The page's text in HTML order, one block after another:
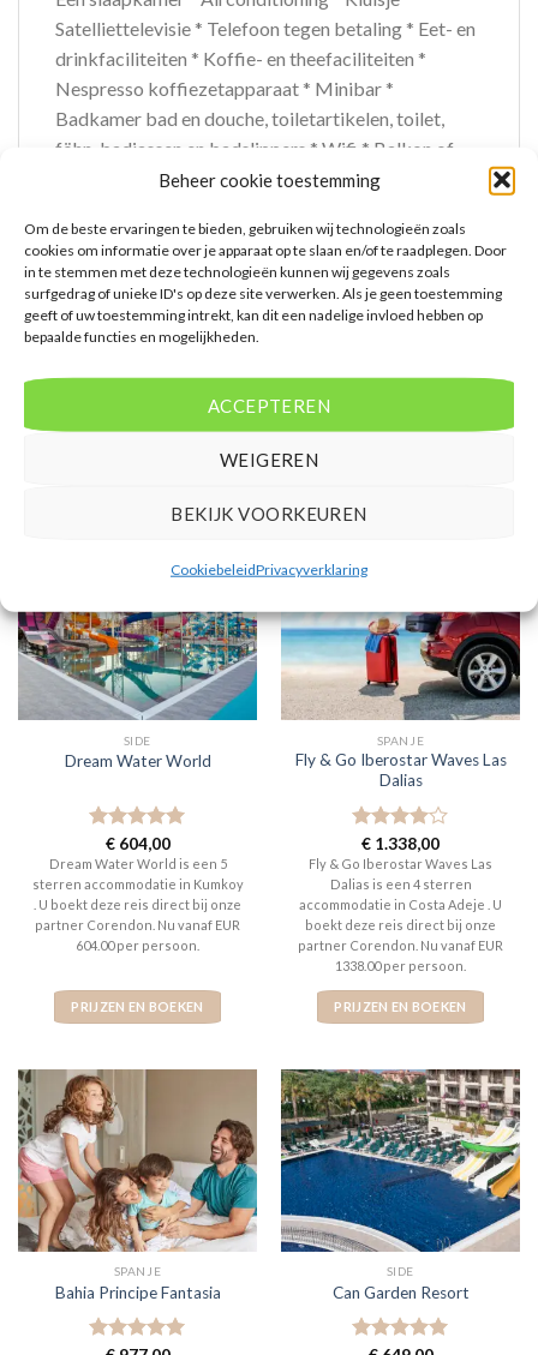
Beheer cookie toestemming
Om de beste ervaringen te bieden, gebruiken wij technologieën zoals
cookies om informatie over je apparaat op te slaan en/of te raadplegen. Door
in te stemmen met deze technologieën kunnen wij gegevens zoals
surfgedrag of unieke ID's op deze site verwerken. Als je geen toestemming
geeft of uw toestemming intrekt, kan dit een nadelige invloed hebben op
bepaalde functies en mogelijkheden.
ACCEPTEREN
WEIGEREN
BEKIJK VOORKEUREN
CookiebeleidPrivacyverklaring
Satelliettelevisie * Telefoon tegen betaling * Eet- en
drinkfaciliteiten * Koffie- en theefaciliteiten *
Nespresso koffiezetapparaat * Minibar *
Badkamer bad en douche, toiletartikelen, toilet,
föhn, badjassen en badslippers * Wifi * Balkon of
Extra informatie
Bovenstaande prijs is op basis van 8 dagen
Mensen beoordelen deze reis met een 8,8
SIDE
Dream Water World
Gewaardeerd
5uit 5
€604,00
Dream Water World is een 5
sterren accommodatie in Kumkoy
. U boekt deze reis direct bij onze
partner Corendon. Nu vanaf EUR
604.00 per persoon.
PRIJZEN EN BOEKEN
SPANJE
Fly & Go Iberostar Waves Las
Dalias
Gewaardeerd
4 uit 5
€ 1.338,00
Fly & Go Iberostar Waves Las
Dalias is een 4 sterren
accommodatie in Costa Adeje . U
boekt deze reis direct bij onze
partner Corendon. Nu vanaf EUR
1338.00 per persoon.
PRIJZEN EN BOEKEN
SPANJE
Bahia Principe Fantasia
SIDE
Can Garden Resort